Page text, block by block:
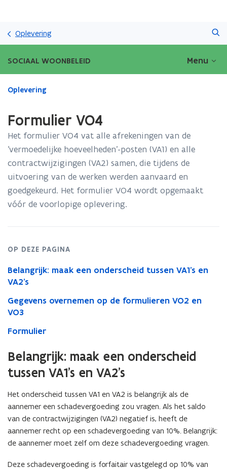
gaan
Oplevering
SOCIAAL WOONBELEID Menu
Gedaan
bevindt
op:
Formulier
VO4
Oplevering
Formulier VO4
Het formulier VO4 vat alle afrekeningen van de
‘vermoedelijke hoeveelheden’-posten (VA1) en alle
contractwijzigingen (VA2) samen, die tijdens de
uitvoering van de werken werden aanvaard en
goedgekeurd. Het formulier VO4 wordt opgemaakt
vóór de voorlopige oplevering.
OP DEZE PAGINA
Belangrijk: maak een onderscheid tussen VA1’s en
VA2’s
Gegevens overnemen op de formulieren VO2 en
VO3
Formulier
Belangrijk: maak een onderscheid
tussen VA1’s en VA2’s
Het onderscheid tussen VA1 en VA2 is belangrijk als de
aannemer een schadevergoeding zou vragen. Als het saldo
van de contractwijzigingen (VA2) negatief is, heeft de
aannemer recht op een schadevergoeding van 10%. Belangrijk:
de aannemer moet zelf om deze schadevergoeding vragen.
Deze schadevergoeding is forfaitair vastgelegd op 10% van